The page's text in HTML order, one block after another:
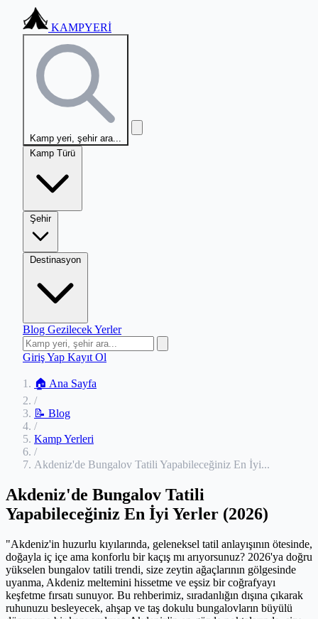
KAMPYERİ
Kamp yeri, şehir ara...
Kamp Türü
Şehir
Destinasyon
Blog Gezilecek Yerler
Giriş Yap Kayıt Ol
🏠 Ana Sayfa
/
📝 Blog
/
Kamp Yerleri
/
Akdeniz'de Bungalov Tatili Yapabileceğiniz En İyi...
Akdeniz'de Bungalov Tatili
Yapabileceğiniz En İyi Yerler (2026)
"Akdeniz'in huzurlu kıyılarında, geleneksel tatil anlayışının ötesinde,
doğayla iç içe ama konforlu bir kaçış mı arıyorsunuz? 2026'ya doğru
yükselen bungalov tatili trendi, size zeytin ağaçlarının gölgesinde
uyanma, Akdeniz meltemini hissetme ve eşsiz bir coğrafyayı
keşfetme fırsatı sunuyor. Bu rehberimiz, sıradanlığın dışına çıkarak
ruhunuzu besleyecek, ahşap ve taş dokulu bungalovların büyülü